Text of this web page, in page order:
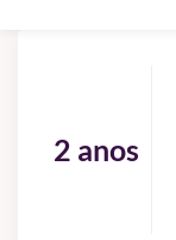
2 anos